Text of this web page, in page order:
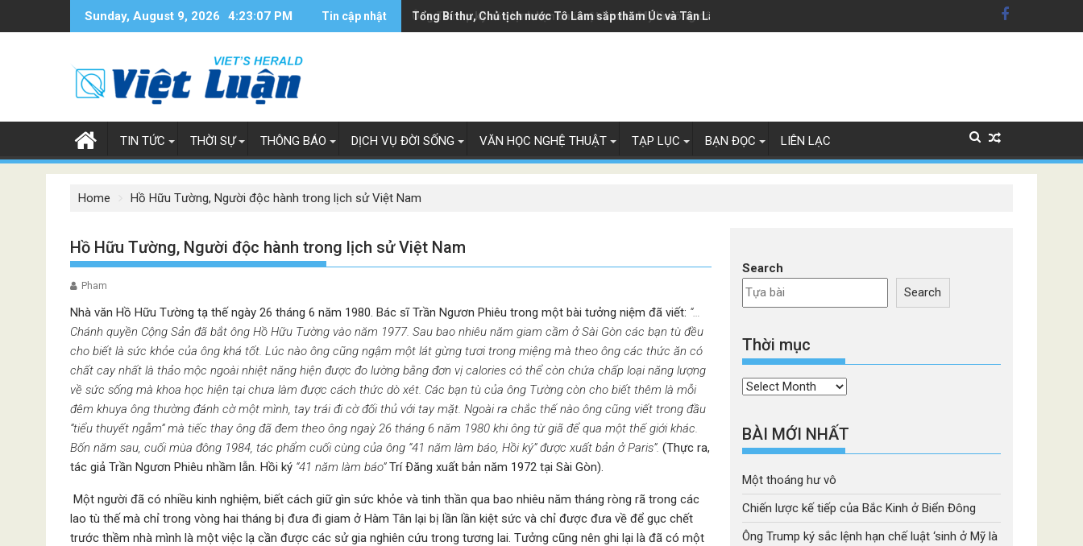
Sunday, August 9, 2026 4:23:08 PM Tin cập nhật Ông Trump ký sắc lệnh hạn chế luật 'sinh ở Mỹ là công dân Mỹ'
Tổng Bí thư, Chủ tịch nước Tô Lâm sắp thăm Úc và Tân Lây Lan
TIN TỨC THỜI SỰ THÔNG BÁO DỊCH VỤ ĐỜI SỐNG VĂN HỌC NGHỆ THUẬT TẠP LỤC BẠN ĐỌC LIÊN LẠC
Home Hồ Hữu Tường, Người độc hành trong lịch sử Việt Nam
Hồ Hữu Tường, Người độc hành trong lịch sử Việt Nam
Pham
Nhà văn Hồ Hữu Tường tạ thế ngày 26 tháng 6 năm 1980. Bác sĩ Trần Ngươn Phiêu trong một bài tưởng niệm đã viết: “…
Chánh quyền Cộng Sản đã bắt ông Hồ Hữu Tường vào năm 1977. Sau bao nhiêu năm giam cầm ở Sài Gòn các bạn tù đều
cho biết là sức khỏe của ông khá tốt. Lúc nào ông cũng ngậm một lát gừng tươi trong miệng mà theo ông các thức ăn có
chất cay nhất là thảo mộc ngoài nhiệt năng hiện được đo lường bằng đơn vị calories có thể còn chứa chấp loại năng lượng
về sức sống mà khoa học hiện tại chưa làm được cách thức dò xét. Các bạn tù của ông Tường còn cho biết thêm là mỗi
đêm khuya ông thường đánh cờ một mình, tay trái đi cờ đối thủ với tay mặt. Ngoài ra chắc thế nào ông cũng viết trong đầu
“tiểu thuyết ngẫm” mà tiếc thay ông đã đem theo ông ngaỳ 26 tháng 6 năm 1980 khi ông từ giã để qua một thế giới khác.
Bốn năm sau, cuối mùa đông 1984, tác phẩm cuối cùng của ông “41 năm làm báo, Hồi ký” được xuất bản ở Paris”. (Thực ra,
tác giả Trần Ngươn Phiêu nhầm lẫn. Hồi ký “41 năm làm báo”Trí Ðăng xuất bản năm 1972 tại Sài Gòn).
Một người đã có nhiều kinh nghiệm, biết cách giữ gìn sức khỏe và tinh thần qua bao nhiêu năm tháng ròng rã trong các
lao tù thế mà chỉ trong vòng hai tháng bị đưa đi giam ở Hàm Tân lại bị lần lần kiệt sức và chỉ được đưa về để gục chết
trước thềm nhà mình là một việc lạ cần được các sử gia nghiên cứu trong tương lai. Tưởng cũng nên ghi lại là đã có một
Search
Search
Thời mục
Thời
BÀI MỚI NHẤT
Một thoáng hư vô
Chiến lược kế tiếp của Bắc Kinh ở Biển Đông
Ông Trump ký sắc lệnh hạn chế luật ‘sinh ở Mỹ là